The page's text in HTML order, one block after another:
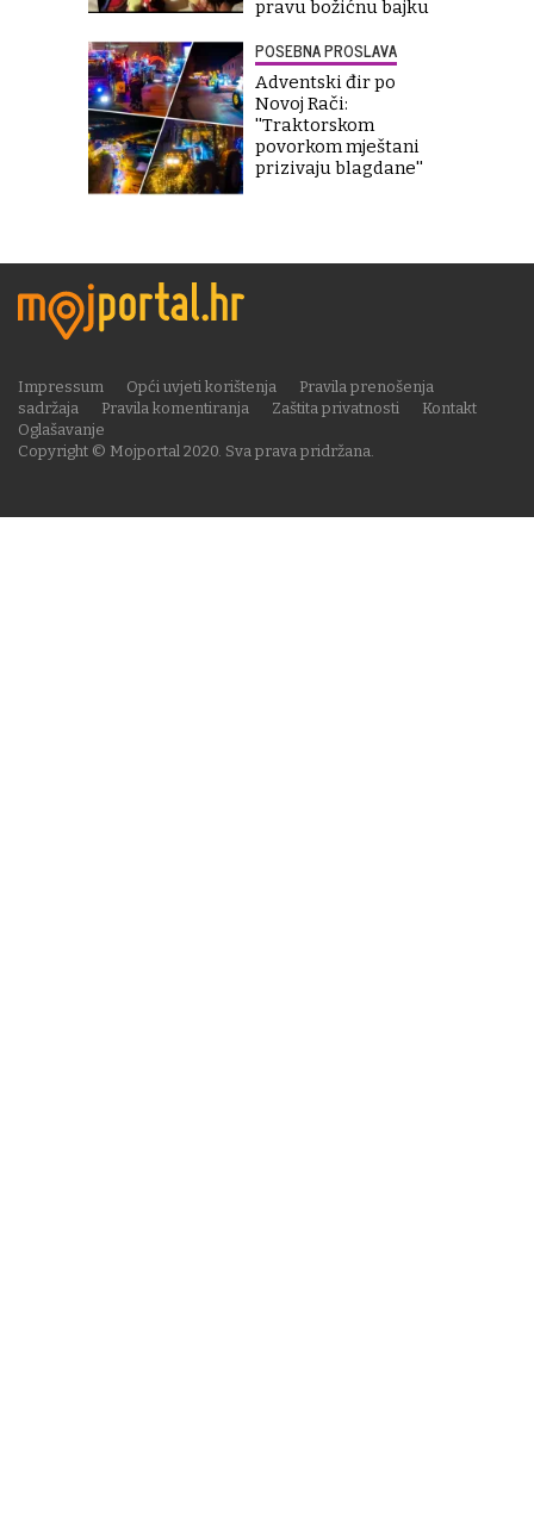
pravu božićnu bajku
POSEBNA PROSLAVA
Adventski đir po
Novoj Rači:
''Traktorskom
povorkom mještani
prizivaju blagdane''
Copyright © Mojportal 2020. Sva prava pridržana.
Impressum Opći uvjeti korištenja
Pravila prenošenja
sadržaja
Pravila komentiranja Zaštita privatnosti
Kontakt
Oglašavanje